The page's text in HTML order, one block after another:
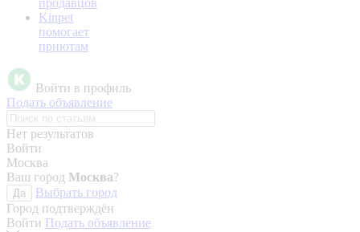
продавцов
Kinpet
помогает
приютам
Войти в профиль
Подать объявление
Нет результатов
Войти
Москва
Ваш город Москва?
Да
Выбрать город
Город подтверждён
Войти Подать объявление